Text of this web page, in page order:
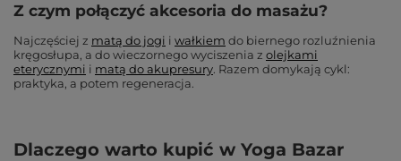
Z czym połączyć akcesoria do masażu?
Najczęściej z matą do jogi i wałkiem do biernego rozluźnienia
kręgosłupa, a do wieczornego wyciszenia z olejkami
eterycznymi i matą do akupresury. Razem domykają cykl:
praktyka, a potem regeneracja.
Dlaczego warto kupić w Yoga Bazar